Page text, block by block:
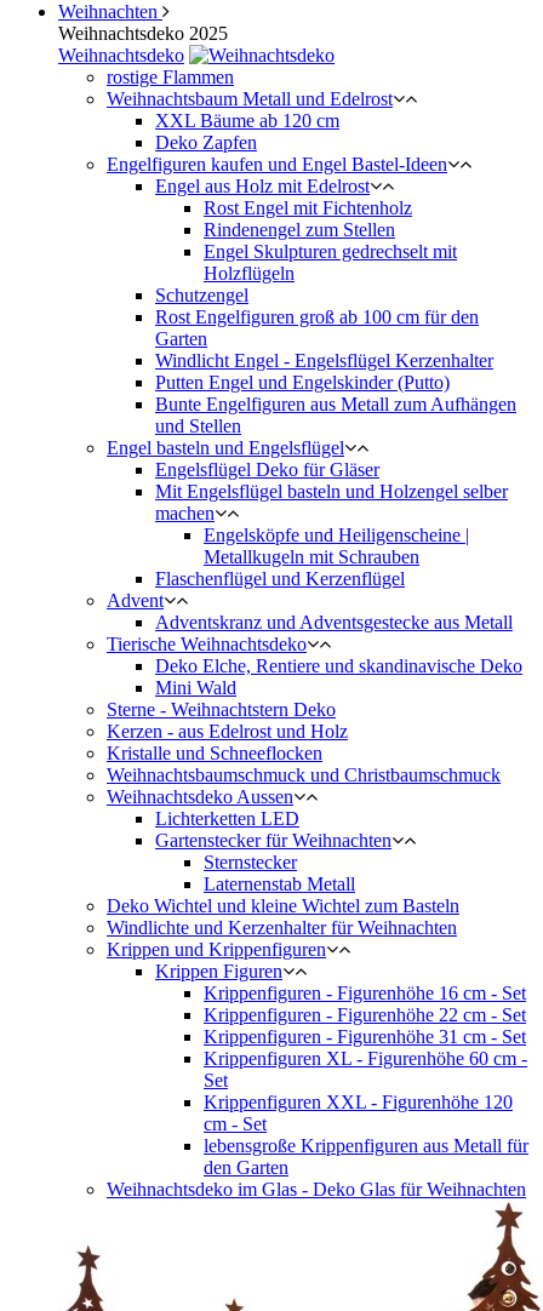
Weihnachten
Weihnachtsdeko 2025
Weihnachtsdeko
rostige Flammen
Weihnachtsbaum Metall und Edelrost
XXL Bäume ab 120 cm
Deko Zapfen
Engelfiguren kaufen und Engel Bastel-Ideen
Engel aus Holz mit Edelrost
Rost Engel mit Fichtenholz
Rindenengel zum Stellen
Engel Skulpturen gedrechselt mit
Holzflügeln
Schutzengel
Rost Engelfiguren groß ab 100 cm für den
Garten
Windlicht Engel - Engelsflügel Kerzenhalter
Putten Engel und Engelskinder (Putto)
Bunte Engelfiguren aus Metall zum Aufhängen
und Stellen
Engel basteln und Engelsflügel
Engelsflügel Deko für Gläser
Mit Engelsflügel basteln und Holzengel selber
machen
Engelsköpfe und Heiligenscheine |
Metallkugeln mit Schrauben
Flaschenflügel und Kerzenflügel
Advent
Adventskranz und Adventsgestecke aus Metall
Tierische Weihnachtsdeko
Deko Elche, Rentiere und skandinavische Deko
Mini Wald
Sterne - Weihnachtstern Deko
Kerzen - aus Edelrost und Holz
Kristalle und Schneeflocken
Weihnachtsbaumschmuck und Christbaumschmuck
Weihnachtsdeko Aussen
Lichterketten LED
Gartenstecker für Weihnachten
Sternstecker
Laternenstab Metall
Deko Wichtel und kleine Wichtel zum Basteln
Windlichte und Kerzenhalter für Weihnachten
Krippen und Krippenfiguren
Krippen Figuren
Krippenfiguren - Figurenhöhe 16 cm - Set
Krippenfiguren - Figurenhöhe 22 cm - Set
Krippenfiguren - Figurenhöhe 31 cm - Set
Krippenfiguren XL - Figurenhöhe 60 cm -
Set
Krippenfiguren XXL - Figurenhöhe 120
cm - Set
lebensgroße Krippenfiguren aus Metall für
den Garten
Weihnachtsdeko im Glas - Deko Glas für Weihnachten